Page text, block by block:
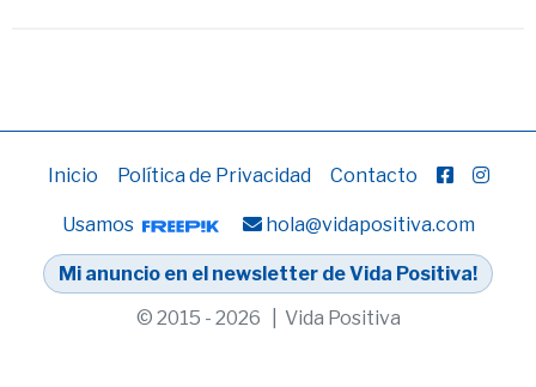
Inicio Política de Privacidad Contacto
Usamos hola@vidapositiva.com
Mi anuncio en el newsletter de Vida Positiva!
© 2015 - 2026 | Vida Positiva